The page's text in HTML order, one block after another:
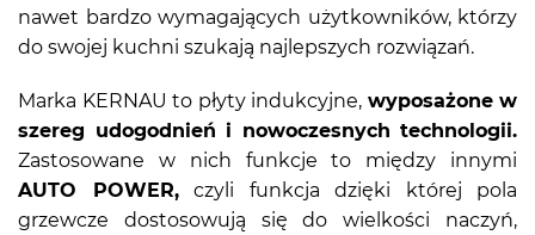
nawet bardzo wymagających użytkowników, którzy
do swojej kuchni szukają najlepszych rozwiązań.
Marka KERNAU to płyty indukcyjne, wyposażone w
szereg udogodnień i nowoczesnych technologii.
Zastosowane w nich funkcje to między innymi
AUTO POWER,czyli funkcja dzięki której pola
grzewcze dostosowują się do wielkości naczyń,